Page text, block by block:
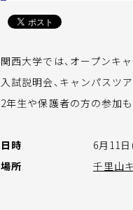
関西大学では、オープンキ
入試説明会、キャンパスツ
2年生や保護者の方の参加
日時
6月11
場所
千里山